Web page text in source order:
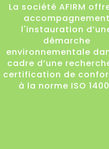
La société AFIRM
accompagnement
l'instauration
démarche
environnementale
cadre d’une
certification de
à la norme ISO